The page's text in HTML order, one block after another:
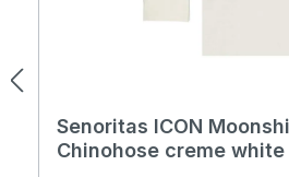
Senoritas ICON
Chinohose creme white